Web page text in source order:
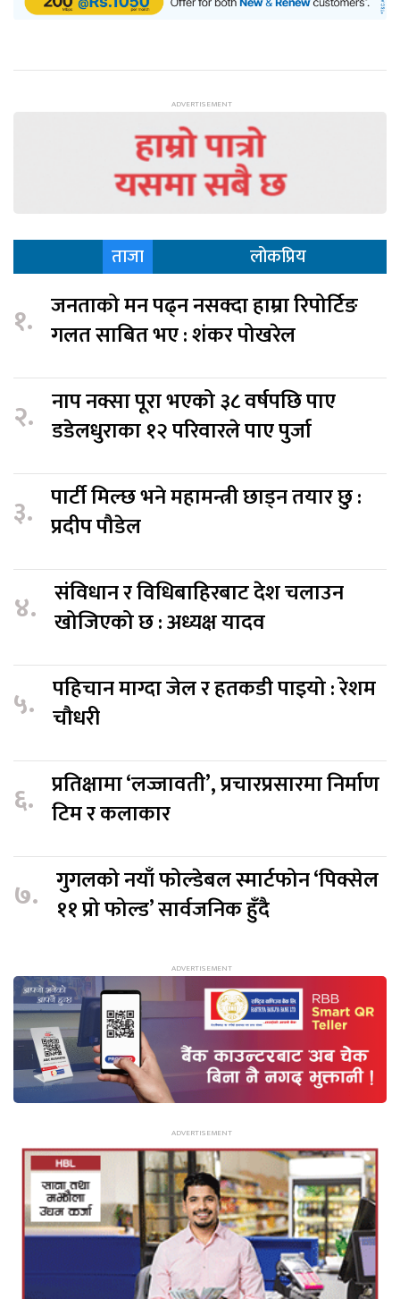
ताजा लोकप्रिय
१. जनताको मन पढ्न नसक्दा हाम्रा रिपोर्टिङ
गलत साबित भए : शंकर पोखरेल
२. नाप नक्सा पूरा भएको ३८ वर्षपछि पाए
डडेलधुराका १२ परिवारले पाए पुर्जा
३. पार्टी मिल्छ भने महामन्त्री छाड्न तयार छु :
प्रदीप पौडेल
४. संविधान र विधिबाहिरबाट देश चलाउन
खोजिएको छ : अध्यक्ष यादव
५. पहिचान माग्दा जेल र हतकडी पाइयो : रेशम
चौधरी
६. प्रतिक्षामा ‘लज्जावती’, प्रचारप्रसारमा निर्माण
टिम र कलाकार
७. गुगलको नयाँ फोल्डेबल स्मार्टफोन ‘पिक्सेल
११ प्रो फोल्ड’ सार्वजनिक हुँदै